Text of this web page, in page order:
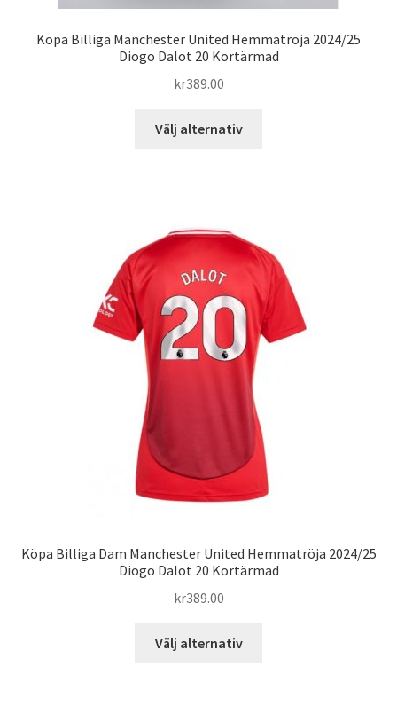
Köpa Billiga Manchester United Hemmatröja 2024/25
Diogo Dalot 20 Kortärmad
kr389.00
Välj alternativ
De
olika
alternativen
kan
väljas
Köpa Billiga Dam Manchester United Hemmatröja 2024/25
Diogo Dalot 20 Kortärmad
kr389.00
Välj alternativ